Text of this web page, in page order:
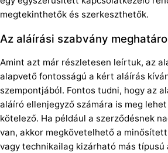
megtekinthetők és szerkeszthetők.
Az aláírási szabvány
Amint azt már részletesen leírtuk, az
alapvető fontosságú a kért aláírás
szempontjából. Fontos tudni, hogy az
aláíró ellenjegyző számára is meg
kötelező. Ha például a szerződésnek
van, akkor megkövetelhető a
vagy technikailag kizárható más típusú